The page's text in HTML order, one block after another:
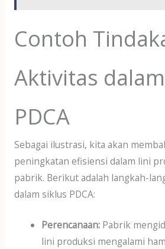
Contoh
Aktivitas
PDCA
Sebagai ilustrasi, kita akan
peningkatan efisiensi dalam lini
pabrik. Berikut adalah langkah-
dalam siklus PDCA:
Perencanaan: Pabrik
lini produksi mengalami